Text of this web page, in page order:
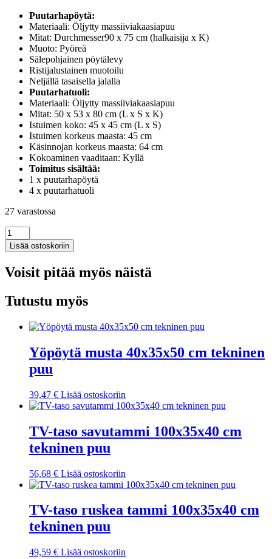
Puutarhapöytä:
Materiaali: Öljytty massiiviakaasiapuu
Mitat: Durchmesser90 x 75 cm (halkaisija x K)
Muoto: Pyöreä
Sälepohjainen pöytälevy
Ristijalustainen muotoilu
Neljällä tasaisella jalalla
Puutarhatuoli:
Materiaali: Öljytty massiiviakaasiapuu
Mitat: 50 x 53 x 80 cm (L x S x K)
Istuimen koko: 45 x 45 cm (L x S)
Istuimen korkeus maasta: 45 cm
Käsinnojan korkeus maasta: 64 cm
Kokoaminen vaaditaan: Kyllä
Toimitus sisältää:
1 x puutarhapöytä
4 x puutarhatuoli
27 varastossa
5-
osainen
puutarharuokailuryhmä
akaasia
Lisää ostoskoriin
Voisit pitää myös näistä
Tutustu myös
Yöpöytä musta 40x35x50 cm tekninen
puu
39,47 € Lisää ostoskoriin
TV-taso savutammi 100x35x40 cm
tekninen puu
56,68 € Lisää ostoskoriin
TV-taso ruskea tammi 100x35x40 cm
tekninen puu
49,59 € Lisää ostoskoriin